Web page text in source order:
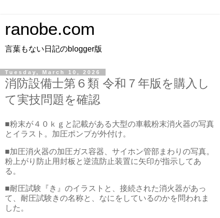
ranobe.com
言葉もない日記のblogger版
Tuesday, March 10, 2026
消防設備士第６類 令和７年版を購入し
て実技問題を確認
■粉末が４０ｋｇと記載がある大型の車載粉末消火器の写真
とイラスト。加圧ポンプが外付け。
■加圧消火器の加圧ガス容器、サイホン管部まわりの写真。
粉上がり防止用封板と逆流防止装置に矢印が指示してあ
る。
■耐圧試験『き』のイラストと、接続された消火器があっ
て、耐圧試験きの名称と、なにをしているのかを問われま
した。